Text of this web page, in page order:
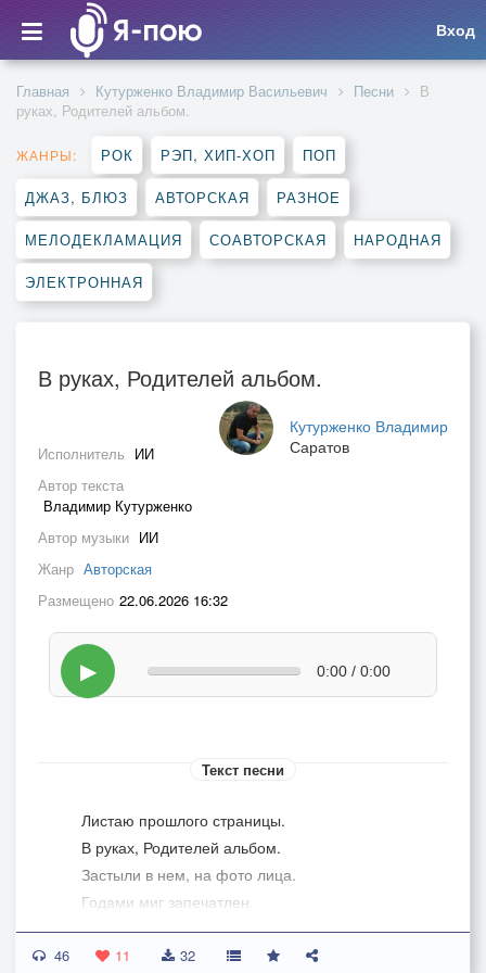
Вход
Главная Кутурженко Владимир Васильевич Песни
В
руках, Родителей альбом.
ЖАНРЫ: РОК РЭП, ХИП-ХОП ПОП
ДЖАЗ, БЛЮЗ АВТОРСКАЯ РАЗНОЕ
МЕЛОДЕКЛАМАЦИЯ СОАВТОРСКАЯ НАРОДНАЯ
ЭЛЕКТРОННАЯ
В руках, Родителей альбом.
Кутурженко Владимир
Саратов
Исполнитель ИИ
Автор текста
Владимир Кутурженко
Автор музыки ИИ
Жанр Авторская
Размещено 22.06.2026 16:32
▶ 0:00 / 0:00
Текст песни
Листаю прошлого страницы.
В руках, Родителей альбом.
Застыли в нем, на фото лица.
Годами миг запечатлен.
В нем много тех, кого ни знаю.
46 11 32